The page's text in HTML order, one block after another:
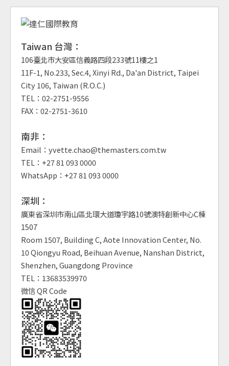
Taiwan 台灣：
106臺北市大安區信義路四段233號11樓之1
11F-1, No.233, Sec.4, Xinyi Rd., Da'an District, Taipei
City 106, Taiwan (R.O.C.)
TEL：02-2751-9556
FAX：02-2751-3610
南非：
Email：yvette.chao@themasters.com.tw
TEL：+27 81 093 0000
WhatsApp：+27 81 093 0000
深圳：
廣東省深圳市南山區北環大道瓊宇路10號澳特創新中心C棟
1507
Room 1507, Building C, Aote Innovation Center, No.
10 Qiongyu Road, Beihuan Avenue, Nanshan District,
Shenzhen, Guangdong Province
TEL：13683539970
微信 QR Code